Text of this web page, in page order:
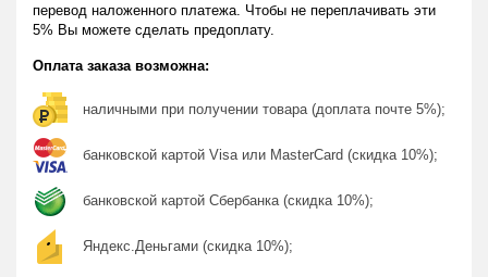
перевод наложенного платежа. Чтобы не переплачивать эти
5% Вы можете сделать предоплату.
Оплата заказа возможна:
наличными при получении товара (доплата почте 5%);
банковской картой Visa или MasterCard (скидка 10%);
банковской картой Сбербанка (скидка 10%);
Яндекс.Деньгами (скидка 10%);